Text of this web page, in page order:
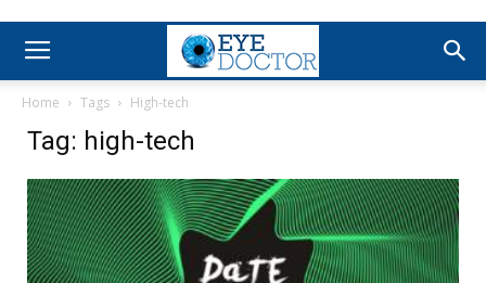
Home Tags High-tech
Tag: high-tech